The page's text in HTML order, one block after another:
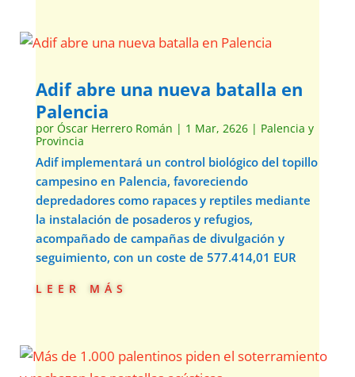
Adif abre una nueva batalla en
Palencia
por Óscar Herrero Román | 1 Mar, 2626| Palencia y
Provincia
Adif implementará un control biológico del topillo
campesino en Palencia, favoreciendo
depredadores como rapaces y reptiles mediante
la instalación de posaderos y refugios,
acompañado de campañas de divulgación y
seguimiento, con un coste de 577.414,01 EUR
leer más